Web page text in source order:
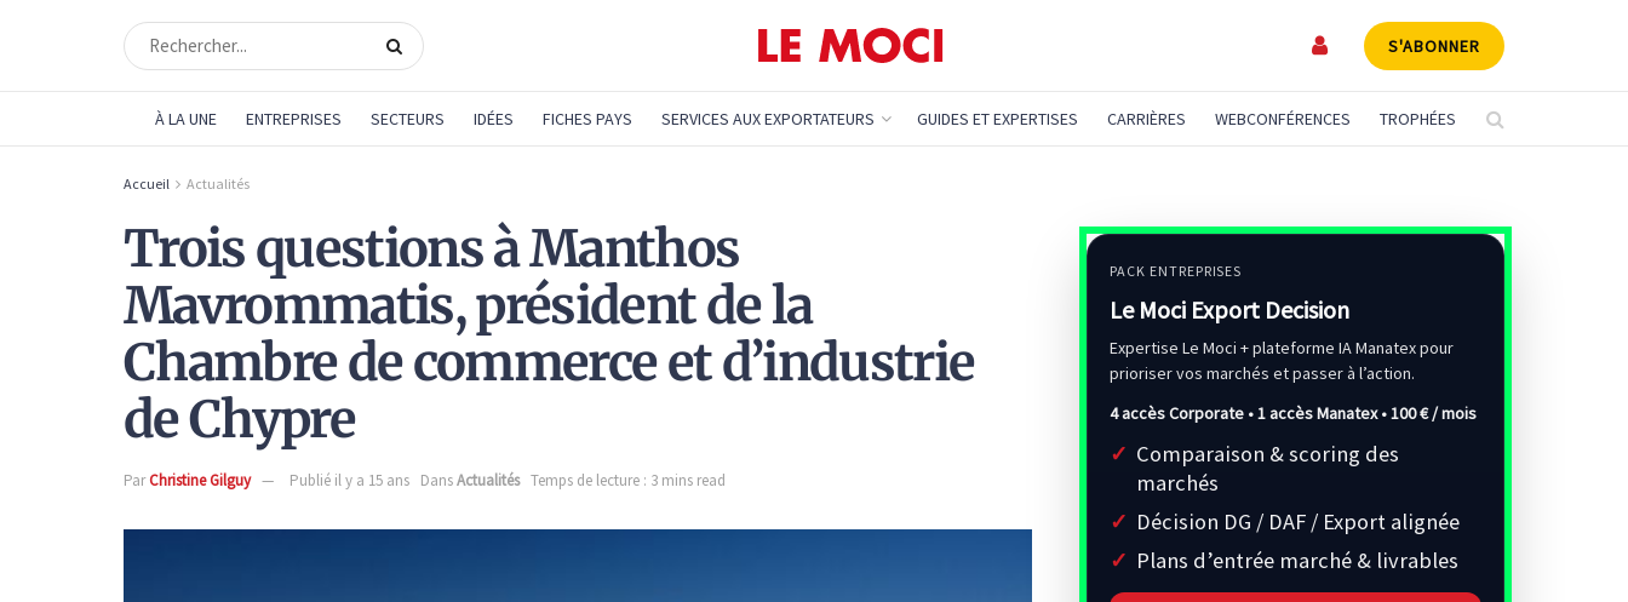
S'ABONNER
À LA UNE ENTREPRISES SECTEURS IDÉES FICHES PAYS SERVICES AUX EXPORTATEURS GUIDES ET EXPERTISES CARRIÈRES WEBCONFÉRENCES TROPHÉES
Accueil Actualités
Trois questions à Manthos
Mavrommatis, président de la
Chambre de commerce et d’industrie
de Chypre
ParChristine Gilguy Publié il y a 15 ans DansActualités Temps de lecture : 3 mins read
PACK ENTREPRISES
Le Moci Export Decision
Expertise Le Moci + plateforme IA Manatex pour
prioriser vos marchés et passer à l’action.
4 accès Corporate • 1 accès Manatex •100 € / mois
Comparaison & scoring des
marchés
Décision DG / DAF / Export alignée
Plans d’entrée marché & livrables